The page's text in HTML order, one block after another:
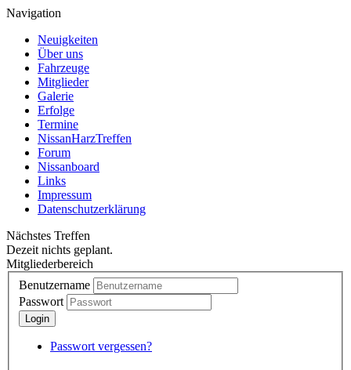
Navigation
Neuigkeiten
Über uns
Fahrzeuge
Mitglieder
Galerie
Erfolge
Termine
NissanHarzTreffen
Forum
Nissanboard
Links
Impressum
Datenschutzerklärung
Nächstes Treffen
Dezeit nichts geplant.
Mitgliederbereich
Benutzername
Passwort
Passwort vergessen?